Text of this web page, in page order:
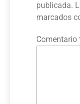
publicada.
marcados
Comentario